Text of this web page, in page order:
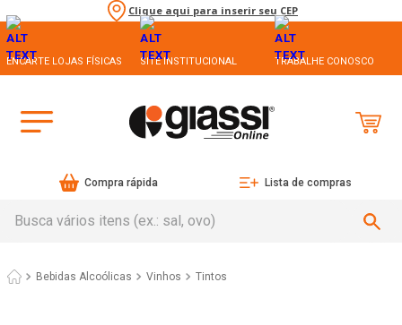
Clique aqui para inserir seu CEP
ENCARTE LOJAS FÍSICAS SITE INSTITUCIONAL TRABALHE CONOSCO
Compra rápida Lista de compras
Bebidas Alcoólicas Vinhos Tintos